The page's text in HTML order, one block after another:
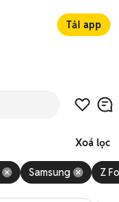
Tải app
Xoá lọc
Samsung Z